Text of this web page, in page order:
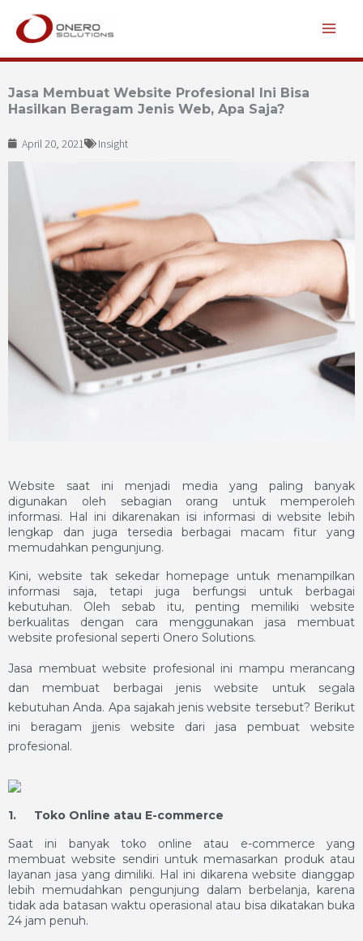
Lewati
Jasa Membuat Website Profesional Ini Bisa
Hasilkan Beragam Jenis Web, Apa Saja?
April 20, 2021 Insight
Website saat ini menjadi media yang paling banyak
digunakan oleh sebagian orang untuk memperoleh
informasi. Hal ini dikarenakan isi informasi di website lebih
lengkap dan juga tersedia berbagai macam fitur yang
memudahkan pengunjung.
Kini, website tak sekedar homepage untuk menampilkan
informasi saja, tetapi juga berfungsi untuk berbagai
kebutuhan. Oleh sebab itu, penting memiliki website
berkualitas dengan cara menggunakan jasa membuat
website profesional seperti Onero Solutions.
Jasa membuat website profesional ini mampu merancang
dan membuat berbagai jenis website untuk segala
kebutuhan Anda. Apa sajakah jenis website tersebut? Berikut
ini beragam jjenis website dari jasa pembuat website
profesional.
1.
Toko Online atau E-commerce
Saat ini banyak toko online atau e-commerce yang
membuat website sendiri untuk memasarkan produk atau
layanan jasa yang dimiliki. Hal ini dikarena website dianggap
lebih memudahkan pengunjung dalam berbelanja, karena
tidak ada batasan waktu operasional atau bisa dikatakan buka
24 jam penuh.